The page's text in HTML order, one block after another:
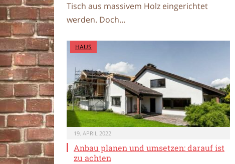
Tisch aus massivem Holz eingerichtet
werden. Doch…
HAUS
19. APRIL 2022
Anbau planen und umsetzen: darauf ist
zu achten